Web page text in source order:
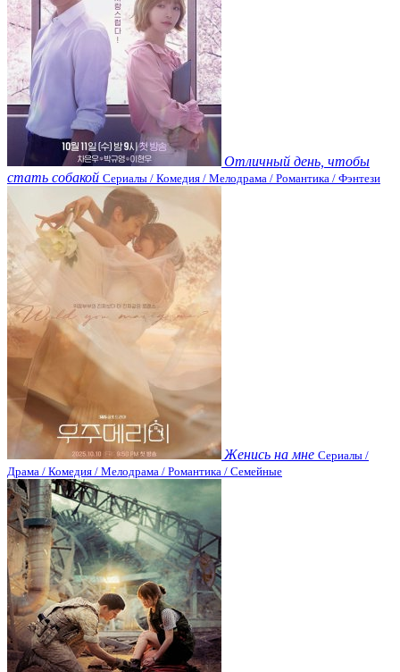
Отличный день, чтобы
стать собакой Сериалы / Комедия / Мелодрама / Романтика / Фэнтези
Женись на мне Сериалы /
Драма / Комедия / Мелодрама / Романтика / Семейные